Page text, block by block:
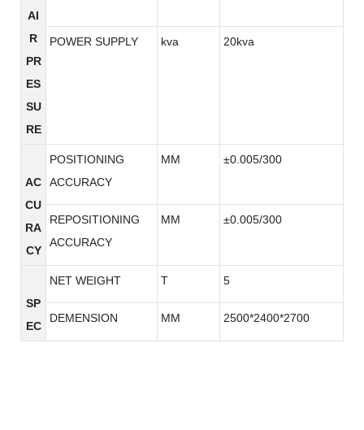
AI
R
PR
ES
SU
RE
POWER SUPPLY kva 20kva
AC
CU
RA
CY
POSITIONING
ACCURACY
MM ±0.005/300
REPOSITIONING
ACCURACY
MM ±0.005/300
SP
EC
NET WEIGHT T 5
DEMENSION MM 2500*2400*2700